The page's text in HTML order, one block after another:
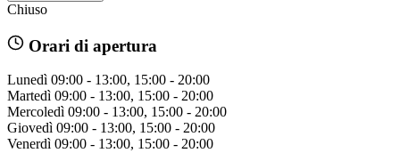
Chiuso
Orari di apertura
Lunedì 09:00 - 13:00, 15:00 - 20:00
Martedì 09:00 - 13:00, 15:00 - 20:00
Mercoledì 09:00 - 13:00, 15:00 - 20:00
Giovedì 09:00 - 13:00, 15:00 - 20:00
Venerdì 09:00 - 13:00, 15:00 - 20:00